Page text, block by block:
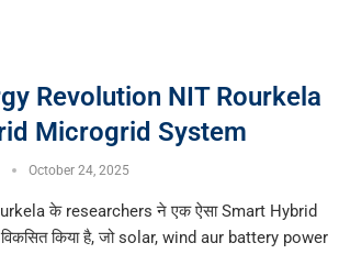
Revolution NIT Rourkela
Microgrid System
October 24, 2025
के researchers ने एक ऐसा Smart Hybrid
किया है, जो solar, wind aur battery power